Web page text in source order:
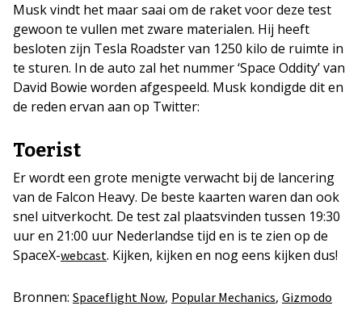
Musk vindt het maar saai om de raket voor deze test
gewoon te vullen met zware materialen. Hij heeft
besloten zijn Tesla Roadster van 1250 kilo de ruimte in
te sturen. In de auto zal het nummer ‘Space Oddity’ van
David Bowie worden afgespeeld. Musk kondigde dit en
de reden ervan aan op Twitter:
Toerist
Er wordt een grote menigte verwacht bij de lancering
van de Falcon Heavy. De beste kaarten waren dan ook
snel uitverkocht. De test zal plaatsvinden tussen 19:30
uur en 21:00 uur Nederlandse tijd en is te zien op de
SpaceX-webcast. Kijken, kijken en nog eens kijken dus!
Bronnen: Spaceflight Now, Popular Mechanics, Gizmodo